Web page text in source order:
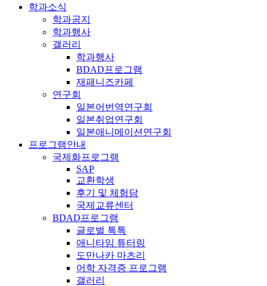
학과소식
학과공지
학과행사
갤러리
학과행사
BDAD프로그램
재패니즈카페
연구회
일본어번역연구회
일본취업연구회
일본애니메이션연구회
프로그램안내
국제화프로그램
SAP
교환학생
후기 및 체험담
국제교류센터
BDAD프로그램
글로벌 톡톡
애니타임 튜터링
도만나카 마츠리
어학 자격증 프로그램
갤러리